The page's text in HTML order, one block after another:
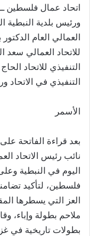
اتحاد عمال فلسطين
ورئيس بلدية النبطية
العمالي العام
للاتحاد العمالي
التنفيذي للاتحاد
التنفيذي في الاتحاد
الأسمر
بعد قراءة الفاتحة
نائب رئيس الاتحاد
اليوم في النبطية
فلسطين، لتأكيد
العز التي يسطرها
ملاحم بطولة وإباء،
بطولات تاريخية في